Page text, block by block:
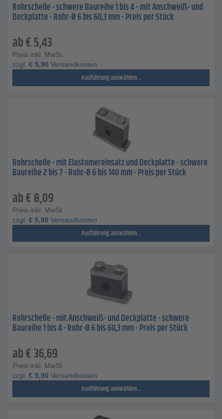
Rohrschelle - schwere Baureihe 1 bis 4 - mit Anschweiß- und
Deckplatte - Rohr-Ø 6 bis 60,3 mm - Preis per Stück
ab€5,43
Preis inkl. MwSt.
zzgl. € 5,90 Versandkosten
Ausführung auswählen...
Rohrschelle - mit Elastomereinsatz und Deckplatte - schwere
Baureihe 2 bis 7 - Rohr-Ø 6 bis 140 mm - Preis per Stück
ab€8,09
Preis inkl. MwSt.
zzgl. € 5,90 Versandkosten
Ausführung auswählen...
Rohrschelle - mit Anschweiß- und Deckplatte - schwere
Baureihe 1 bis 4 - Rohr-Ø 6 bis 60,3 mm - Preis per Stück
ab€36,69
Preis inkl. MwSt.
zzgl. € 5,90 Versandkosten
Ausführung auswählen...